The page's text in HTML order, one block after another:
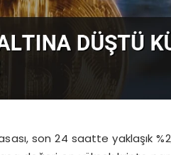
son 24 saatte yaklaşık